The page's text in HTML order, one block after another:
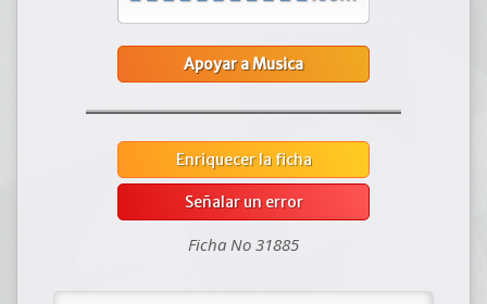
Apoyar a Musica
Enriquecer la ficha
Señalar un error
Ficha No 31885